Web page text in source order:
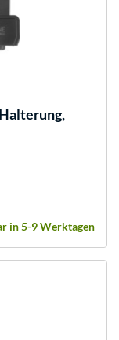
in 5-9 Werktagen